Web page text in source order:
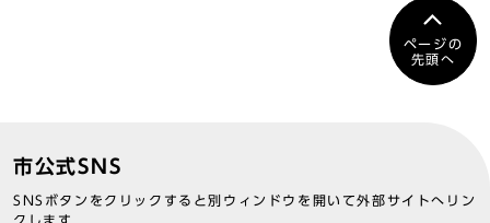
ページの
先頭へ
市公式SNS
SNSボタンをクリックすると別ウィンドウを開いて外部サイトへリン
クします